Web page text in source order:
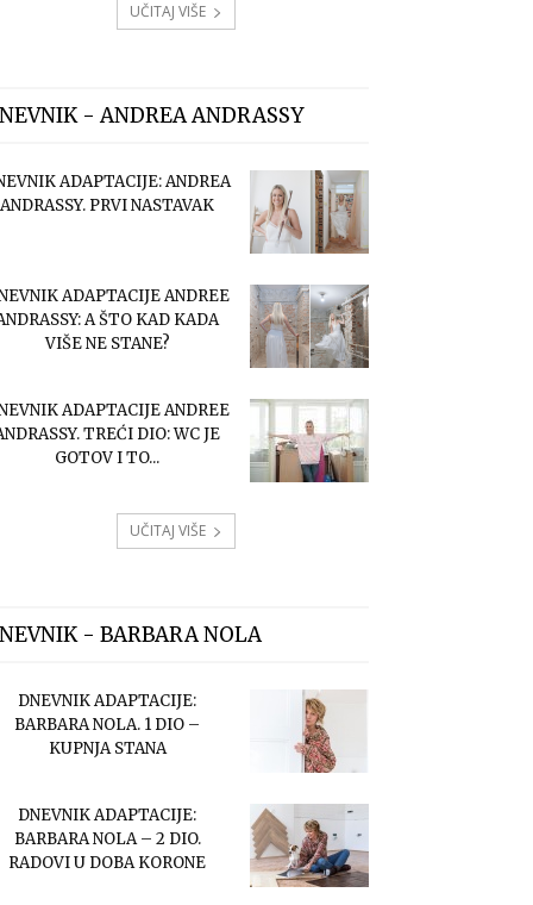
UČITAJ VIŠE
- ANDREA ANDRASSY
ADAPTACIJE: ANDREA
ANDRASSY. PRVI NASTAVAK
ADAPTACIJE ANDREE
A ŠTO KAD KADA
VIŠE NE STANE?
ADAPTACIJE ANDREE
TREĆI DIO: WC JE
GOTOV I TO...
UČITAJ VIŠE
- BARBARA NOLA
DNEVNIK ADAPTACIJE:
BARBARA NOLA. 1 DIO –
KUPNJA STANA
DNEVNIK ADAPTACIJE:
BARBARA NOLA – 2 DIO.
RADOVI U DOBA KORONE